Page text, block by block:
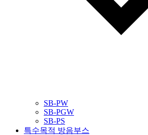
SB-PW
SB-PGW
SB-PS
특수목적 방음부스